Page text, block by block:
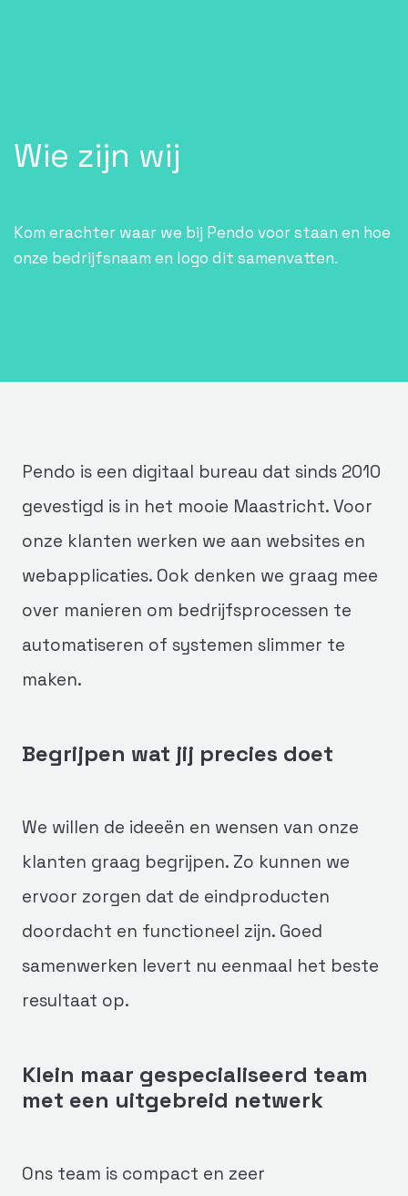
Wie zijn wij
Kom erachter waar we bij Pendo voor staan en hoe
onze bedrijfsnaam en logo dit samenvatten.
Pendo is een digitaal bureau dat sinds 2010
gevestigd is in het mooie Maastricht. Voor
onze klanten werken we aan websites en
webapplicaties. Ook denken we graag mee
over manieren om bedrijfsprocessen te
automatiseren of systemen slimmer te
maken.
Begrijpen wat jij precies doet
We willen de ideeën en wensen van onze
klanten graag begrijpen. Zo kunnen we
ervoor zorgen dat de eindproducten
doordacht en functioneel zijn. Goed
samenwerken levert nu eenmaal het beste
resultaat op.
Klein maar gespecialiseerd team
met een uitgebreid netwerk
Ons team is compact en zeer